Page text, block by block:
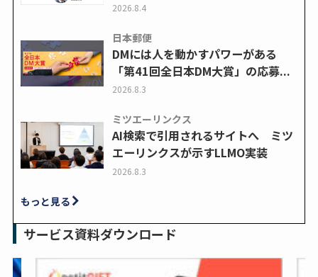
2026.8.4
日本郵便
DMには人を動かすパワーがある
「第41回全日本DM大賞」の応募...
2026.8.3
ミツエーリンクス
AI検索で引用されるサイトへ ミツ
エーリンクスが示すLLMO実装
2026.8.3
もっと見る
サービス資料ダウンロード